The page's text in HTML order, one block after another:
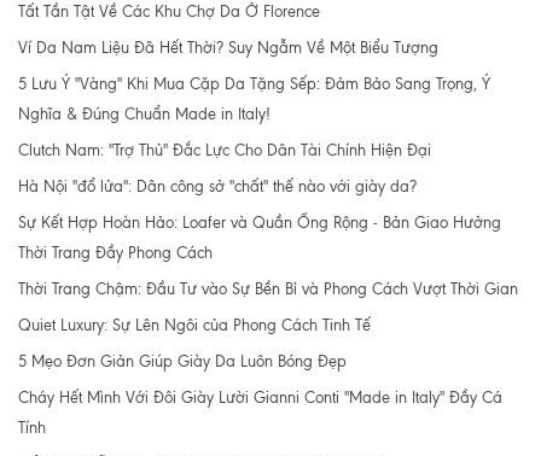
Tất Tần Tật Về Các Khu Chợ Da Ở Florence
Ví Da Nam Liệu Đã Hết Thời? Suy Ngẫm Về Một Biểu Tượng
5 Lưu Ý "Vàng" Khi Mua Cặp Da Tặng Sếp: Đảm Bảo Sang Trọng, Ý
Nghĩa & Đúng Chuẩn Made in Italy!
Clutch Nam: "Trợ Thủ" Đắc Lực Cho Dân Tài Chính Hiện Đại
Hà Nội "đổ lửa": Dân công sở "chất" thế nào với giày da?
Sự Kết Hợp Hoàn Hảo: Loafer và Quần Ống Rộng - Bản Giao Hưởng
Thời Trang Đầy Phong Cách
Thời Trang Chậm: Đầu Tư vào Sự Bền Bỉ và Phong Cách Vượt Thời Gian
Quiet Luxury: Sự Lên Ngôi của Phong Cách Tinh Tế
5 Mẹo Đơn Giản Giúp Giày Da Luôn Bóng Đẹp
Cháy Hết Mình Với Đôi Giày Lười Gianni Conti "Made in Italy" Đầy Cá
Tính